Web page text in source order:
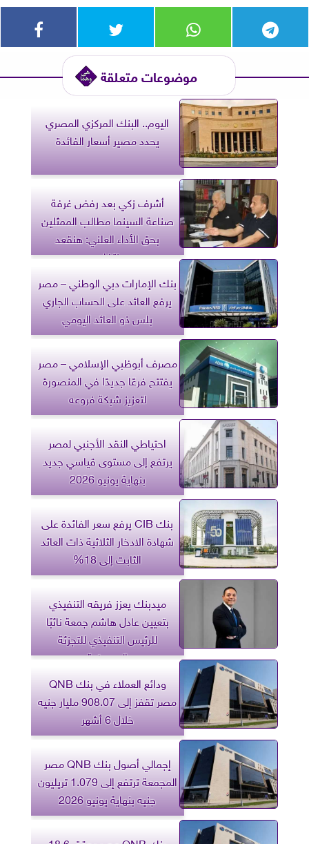
موضوعات متعلقة
اليوم.. البنك المركزي المصري
يحدد مصير أسعار الفائدة
أشرف زكي بعد رفض غرفة
صناعة السينما مطالب الممثلين
بحق الأداء العلني: هنقعد
ونتفاهم
بنك الإمارات دبي الوطني – مصر
يرفع العائد على الحساب الجاري
بلس ذو العائد اليومي
مصرف أبوظبي الإسلامي – مصر
يفتتح فرعًا جديدًا في المنصورة
لتعزيز شبكة فروعه
احتياطي النقد الأجنبي لمصر
يرتفع إلى مستوى قياسي جديد
بنهاية يونيو 2026
بنك CIB يرفع سعر الفائدة على
شهادة الادخار الثلاثية ذات العائد
الثابت إلى 18%
ميدبنك يعزز فريقه التنفيذي
بتعيين عادل هاشم جمعة نائبًا
للرئيس التنفيذي للتجزئة
المصرفية
ودائع العملاء في بنك QNB
مصر تقفز إلى 908.07 مليار جنيه
خلال 6 أشهر
إجمالي أصول بنك QNB مصر
المجمعة ترتفع إلى 1.079 تريليون
جنيه بنهاية يونيو 2026